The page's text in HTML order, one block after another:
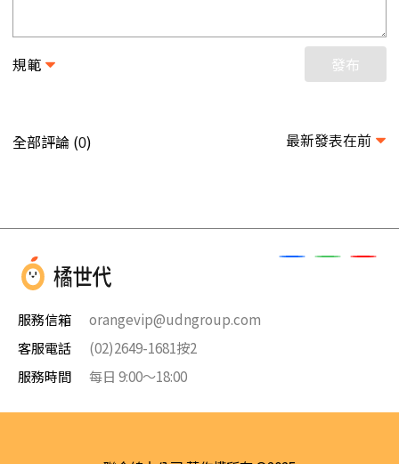
規範 發布
全部評論 (0) 最新發表在前
服務信箱
orangevip@udngroup.com
客服電話
(02)2649-1681按2
服務時間
每日 9:00～18:00